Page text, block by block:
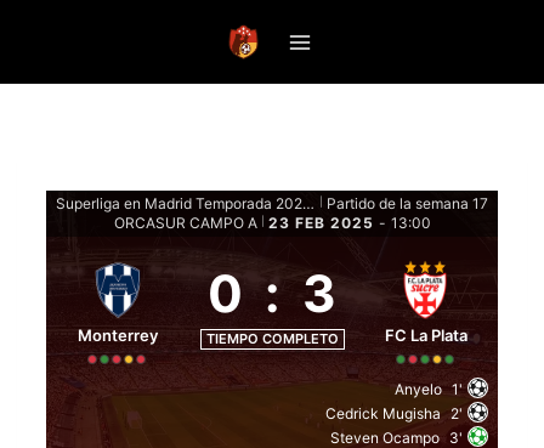
Superliga en Madrid Temporada 2024-25 - Fase de grupos
Partido de la semana 17
ORCASUR CAMPO A
23 FEB 2025 - 13:00
Monterrey
0 : 3
TIEMPO COMPLETO FC La Plata
Anyelo 1'
Cedrick Mugisha 2'
Steven Ocampo 3'